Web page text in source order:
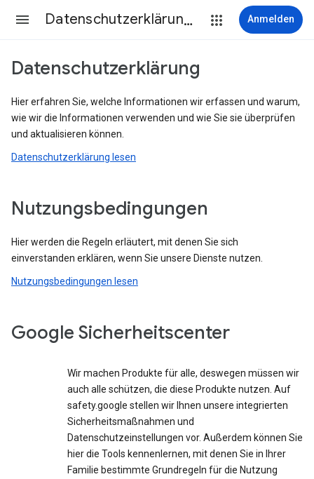
Datenschutzerklärung & Nutzungsbedingungen Anmelden
Datenschutzerklärung
Hier erfahren Sie, welche Informationen wir erfassen und warum,
wie wir die Informationen verwenden und wie Sie sie überprüfen
und aktualisieren können.
Datenschutzerklärung lesen
Nutzungsbedingungen
Hier werden die Regeln erläutert, mit denen Sie sich
einverstanden erklären, wenn Sie unsere Dienste nutzen.
Nutzungsbedingungen lesen
Google Sicherheitscenter
Wir machen Produkte für alle, deswegen müssen wir
auch alle schützen, die diese Produkte nutzen. Auf
safety.google stellen wir Ihnen unsere integrierten
Sicherheitsmaßnahmen und
Datenschutzeinstellungen vor. Außerdem können Sie
hier die Tools kennenlernen, mit denen Sie in Ihrer
Familie bestimmte Grundregeln für die Nutzung